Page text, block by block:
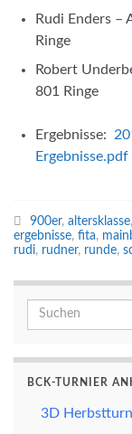
Rudi Enders –
Ringe
Robert
801 Ringe
Ergebnisse:
Ergebnisse.pdf
900er, altersklasse,
ergebnisse, fita,
rudi, rudner, runde,
Search for:
BCK-TURNIER
3D